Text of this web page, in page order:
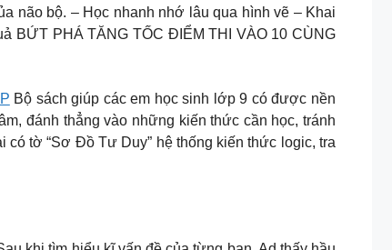
não bộ. – Học nhanh nhớ lâu qua hình vẽ – Khai
BỨT PHÁ TĂNG TỐC ĐIỂM THI VÀO 10 CÙNG
Bộ sách giúp các em học sinh lớp 9 có được nền
đánh thẳng vào những kiến thức cần học, tránh
tờ “Sơ Đồ Tư Duy” hệ thống kiến thức logic, tra